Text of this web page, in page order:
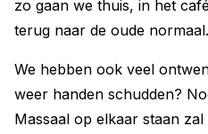
zo gaan we thuis, in het
terug naar de oude
We hebben ook veel
weer handen schudden?
Massaal op elkaar staan